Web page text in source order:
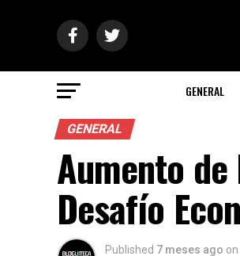
GENERAL
GENERAL
Aumento
Desafío
Published 7 meses ago on